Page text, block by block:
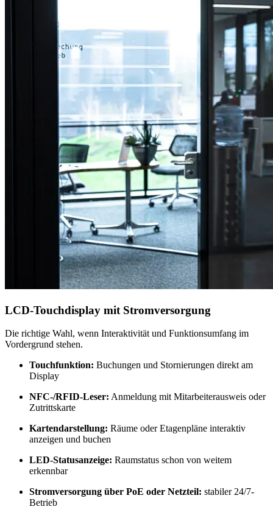
LCD-Touchdisplay mit Stromversorgung
Die richtige Wahl, wenn Interaktivität und Funktionsumfang im
Vordergrund stehen.
Touchfunktion: Buchungen und Stornierungen direkt am
Display
NFC-/RFID-Leser: Anmeldung mit Mitarbeiterausweis oder
Zutrittskarte
Kartendarstellung: Räume oder Etagenpläne interaktiv
anzeigen und buchen
LED-Statusanzeige: Raumstatus schon von weitem
erkennbar
Stromversorgung über PoE oder Netzteil: stabiler 24/7-
Betrieb